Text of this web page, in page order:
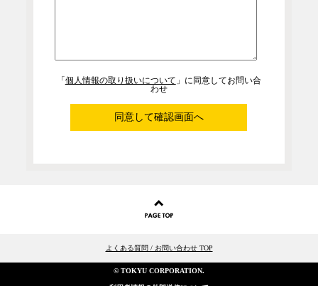
「 個人情報の取り扱いについて 」に同意してお問い合
わせ
同意して確認画面へ
よくある質問 / お問い合わせ TOP
© TOKYU CORPORATION.